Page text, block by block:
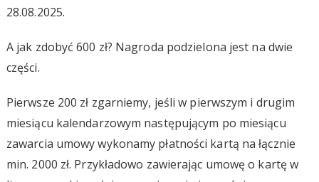
28.08.2025.
A jak zdobyć 600 zł? Nagroda podzielona jest na dwie
części.
Pierwsze 200 zł zgarniemy, jeśli w pierwszym i drugim
miesiącu kalendarzowym następującym po miesiącu
zawarcia umowy wykonamy płatności kartą na łącznie
min. 2000 zł. Przykładowo zawierając umowę o kartę w